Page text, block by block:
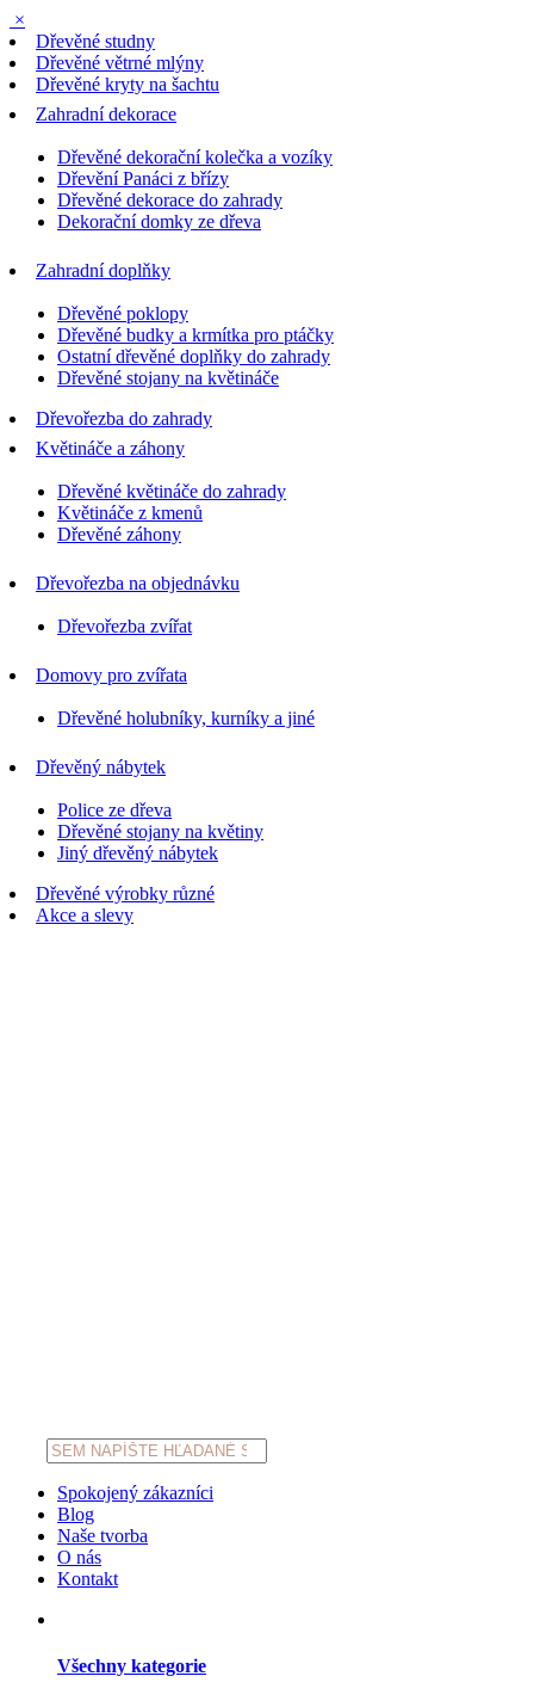
×
Dřevěné studny
Dřevěné větrné mlýny
Dřevěné kryty na šachtu
Zahradní dekorace
Dřevěné dekorační kolečka a vozíky
Dřevění Panáci z břízy
Dřevěné dekorace do zahrady
Dekorační domky ze dřeva
Zahradní doplňky
Dřevěné poklopy
Dřevěné budky a krmítka pro ptáčky
Ostatní dřevěné doplňky do zahrady
Dřevěné stojany na květináče
Dřevořezba do zahrady
Květináče a záhony
Dřevěné květináče do zahrady
Květináče z kmenů
Dřevěné záhony
Dřevořezba na objednávku
Dřevořezba zvířat
Domovy pro zvířata
Dřevěné holubníky, kurníky a jiné
Dřevěný nábytek
Police ze dřeva
Dřevěné stojany na květiny
Jiný dřevěný nábytek
Dřevěné výrobky různé
Akce a slevy
Products
search
Spokojený zákazníci
Blog
Naše tvorba
O nás
Kontakt
Všechny kategorie